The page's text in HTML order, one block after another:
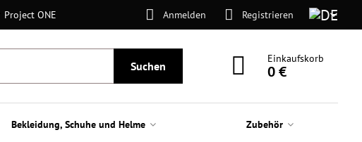
Project ONE Anmelden Registrieren
Suchen
Einkaufskorb
0 €
Bekleidung, Schuhe und Helme Zubehör